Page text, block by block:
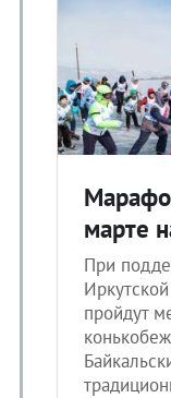
марте
При
пройдут